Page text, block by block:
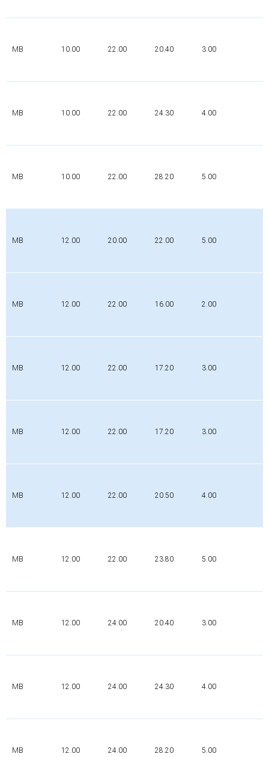
MB 10.00 22.00 20.40 3.00
MB 10.00 22.00 24.30 4.00
MB 10.00 22.00 28.20 5.00
MB 12.00 20.00 22.00 5.00
MB 12.00 22.00 16.00 2.00
MB 12.00 22.00 17.20 3.00
MB 12.00 22.00 17.20 3.00
MB 12.00 22.00 20.50 4.00
MB 12.00 22.00 23.80 5.00
MB 12.00 24.00 20.40 3.00
MB 12.00 24.00 24.30 4.00
MB 12.00 24.00 28.20 5.00